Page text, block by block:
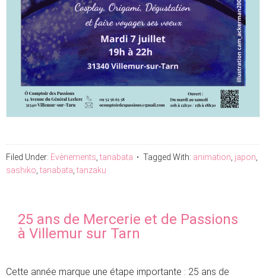
Filed Under: Evènements ,tanabata Tagged With: animation japon
sashiko ,tanabata ,tanzaku
25 ans de Mercerie et de Passions
à Villemur sur Tarn
Cette année marque une étape importante : 25 ans de